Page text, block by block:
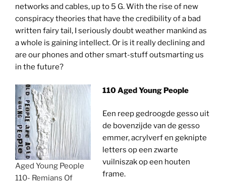
networks and cables, up to 5 G. With the rise of new
conspiracy theories that have the credibility of a bad
written fairy tail, I seriously doubt weather mankind as
a whole is gaining intellect. Or is it really declining and
are our phones and other smart-stuff outsmarting us
in the future?
Aged Young People
110- Remians Of
110 Aged Young People
Een reep gedroogde gesso uit
de bovenzijde van de gesso
emmer, acrylverf en geknipte
letters op een zwarte
vuilniszak op een houten
frame.